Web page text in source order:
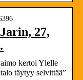
27,
kertoi Ylelle
täytyy selvittää”